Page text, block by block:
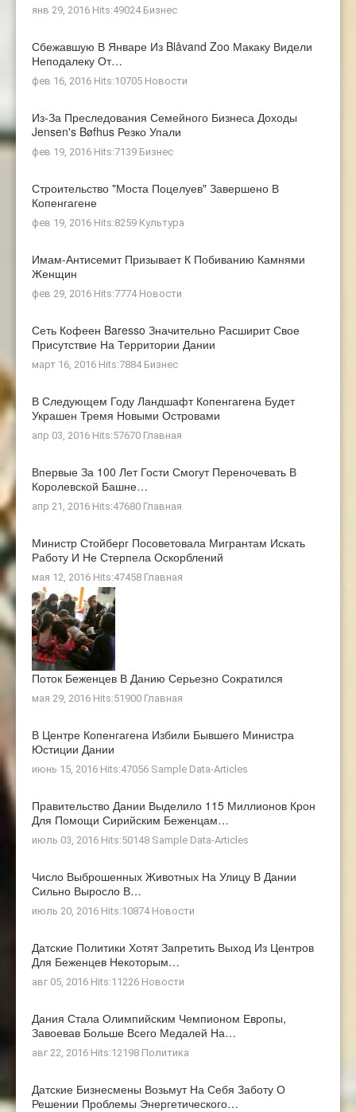
янв 29, 2016 Hits:49024 Бизнес
Сбежавшую В Январе Из Blåvand Zoo Макаку Видели
Неподалеку От…
фев 16, 2016 Hits:10705 Новости
Из-За Преследования Семейного Бизнеса Доходы
Jensen's Bøfhus Резко Упали
фев 19, 2016 Hits:7139 Бизнес
Строительство "Моста Поцелуев" Завершено В
Копенгагене
фев 19, 2016 Hits:8259 Культура
Имам-Антисемит Призывает К Побиванию Камнями
Женщин
фев 29, 2016 Hits:7774 Новости
Сеть Кофеен Baresso Значительно Расширит Свое
Присутствие На Территории Дании
март 16, 2016 Hits:7884 Бизнес
В Следующем Году Ландшафт Копенгагена Будет
Украшен Тремя Новыми Островами
апр 03, 2016 Hits:57670 Главная
Впервые За 100 Лет Гости Смогут Переночевать В
Королевской Башне…
апр 21, 2016 Hits:47680 Главная
Министр Стойберг Посоветовала Мигрантам Искать
Работу И Не Стерпела Оскорблений
мая 12, 2016 Hits:47458 Главная
Поток Беженцев В Данию Серьезно Сократился
мая 29, 2016 Hits:51900 Главная
В Центре Копенгагена Избили Бывшего Министра
Юстиции Дании
июнь 15, 2016 Hits:47056 Sample Data-Articles
Правительство Дании Выделило 115 Миллионов Крон
Для Помощи Сирийским Беженцам…
июль 03, 2016 Hits:50148 Sample Data-Articles
Число Выброшенных Животных На Улицу В Дании
Сильно Выросло В…
июль 20, 2016 Hits:10874 Новости
Датские Политики Хотят Запретить Выход Из Центров
Для Беженцев Некоторым…
авг 05, 2016 Hits:11226 Новости
Дания Стала Олимпийским Чемпионом Европы,
Завоевав Больше Всего Медалей На…
авг 22, 2016 Hits:12198 Политика
Датские Бизнесмены Возьмут На Себя Заботу О
Решении Проблемы Энергетического…